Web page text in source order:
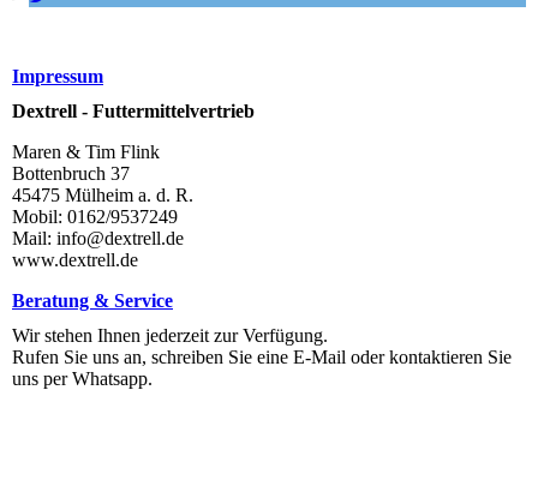
Impressum
Dextrell - Futtermittelvertrieb
Maren & Tim Flink
Bottenbruch 37
45475 Mülheim a. d. R.
Mobil: 0162/9537249
Mail: info@dextrell.de
www.dextrell.de
Beratung & Service
Wir stehen Ihnen jederzeit zur Verfügung.
Rufen Sie uns an, schreiben Sie eine E-Mail oder kontaktieren Sie
uns per Whatsapp.